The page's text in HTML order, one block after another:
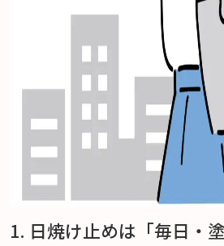
1. 日焼け止めは「毎日・